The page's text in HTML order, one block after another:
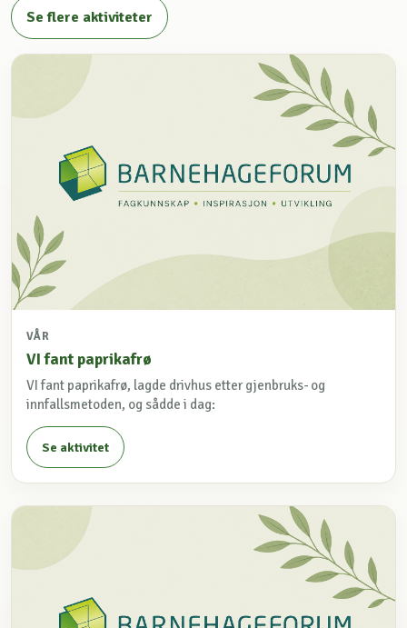
Se flere aktiviteter
VÅR
VI fant paprikafrø
VI fant paprikafrø, lagde drivhus etter gjenbruks- og
innfallsmetoden, og sådde i dag:
Se aktivitet